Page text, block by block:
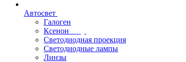
Автосвет
Галоген
Ксенон
Светодиодная проекция
Светодиодные лампы
Линзы